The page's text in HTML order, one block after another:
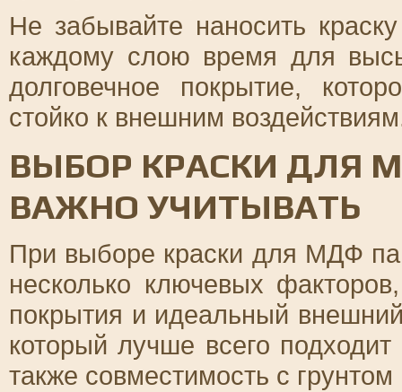
Не забывайте наносить
каждому слою время для
долговечное покрытие,
стойко к внешним
ВЫБОР КРАСКИ ДЛЯ
ВАЖНО УЧИТЫВАТЬ
При выборе краски для МДФ
несколько ключевых
покрытия и идеальный
который лучше всего
также совместимость с